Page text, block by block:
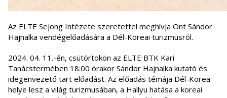
Az ELTE Sejong Intézete szeretettel meghívja Önt Sándor
Hajnalka vendégelőadására a Dél-Koreai turizmusról.
2024. 04. 11.-én, csütörtökön az ELTE BTK Kari
Tanácstermében 18:00 órakor Sándor Hajnalka kutató és
idegenvezető tart előadást. Az előadás témája Dél-Korea
helye lesz a világ turizmusában, a Hallyu hatása a koreai